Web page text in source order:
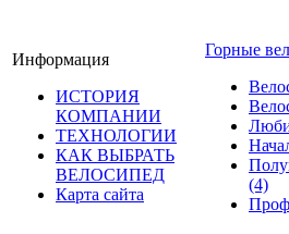
Информация
ИСТОРИЯ
КОМПАНИИ
ТЕХНОЛОГИИ
КАК ВЫБРАТЬ
ВЕЛОСИПЕД
Карта сайта
Горные
(4)